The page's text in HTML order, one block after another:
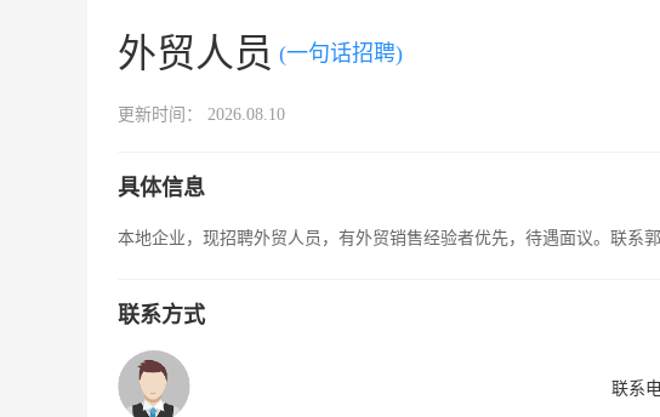
外贸人员 (一句话招聘)
更新时间： 2026.08.10
具体信息
本地企业，现招聘外贸人员，有外贸销售经验者优先，待遇面议。联系
联系方式
联系